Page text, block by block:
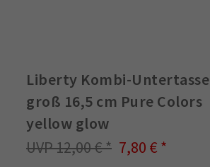
Liberty Kombi-Untertasse
groß 16,5 cm Pure Colors
yellow glow
12,00 €
7,80 €